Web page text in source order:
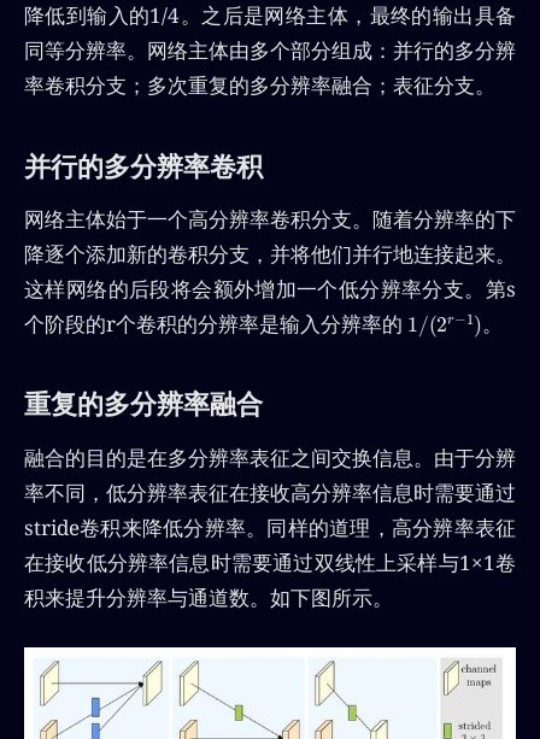
降低到输入的1/4。之后是网络主体，最终的输出具备
同等分辨率。网络主体由多个部分组成：并行的多分辨
率卷积分支；多次重复的多分辨率融合；表征分支。
并行的多分辨率卷积
网络主体始于一个高分辨率卷积分支。随着分辨率的下
降逐个添加新的卷积分支，并将他们并行地连接起来。
这样网络的后段将会额外增加一个低分辨率分支。第s
个阶段的r个卷积的分辨率是输入分辨率的 1 (2r 1
) 。
重复的多分辨率融合
融合的目的是在多分辨率表征之间交换信息。由于分辨
率不同，低分辨率表征在接收高分辨率信息时需要通过
stride卷积来降低分辨率。同样的道理，高分辨率表征
在接收低分辨率信息时需要通过双线性上采样与1×1卷
积来提升分辨率与通道数。如下图所示。